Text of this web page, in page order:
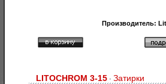
Производитель:
LITOCHROM 3-15 · Затирки